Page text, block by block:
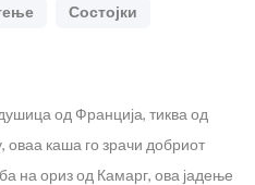
Состојки
од Франција, тиква од
каша го зрачи добриот
на ориз од Камарг, ова јадење